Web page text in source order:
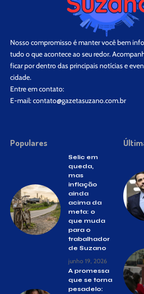
Nosso compromisso é manter você bem
tudo o que acontece ao seu redor.
ficar por dentro das principais notícias e
cidade.
Entre em contato:
E-mail:contato@gazetasuzano.com.br
Populares
Selic em
queda,
mas
inflação
ainda
acima da
meta: o
que muda
para o
trabalhador
de Suzano
junho 19, 2026
A promessa
que se torna
pesadelo: